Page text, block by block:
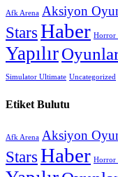
Afk Arena Aksiyon
Stars Haber Horror
Yapılır
Simulator Ultimate Uncategorized
Etiket Bulutu
Afk Arena Aksiyon
Stars Haber Horror